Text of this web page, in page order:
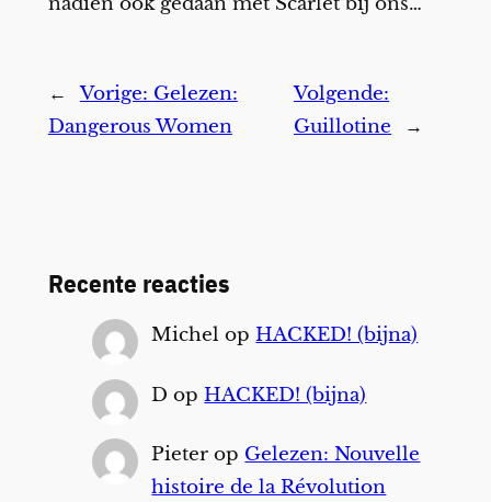
← Vorige: Gelezen:
Dangerous Women
Volgende:
Guillotine
→
Recente reacties
Michel opHACKED! (bijna)
D opHACKED! (bijna)
Pieter op Gelezen: Nouvelle
histoire de la Révolution